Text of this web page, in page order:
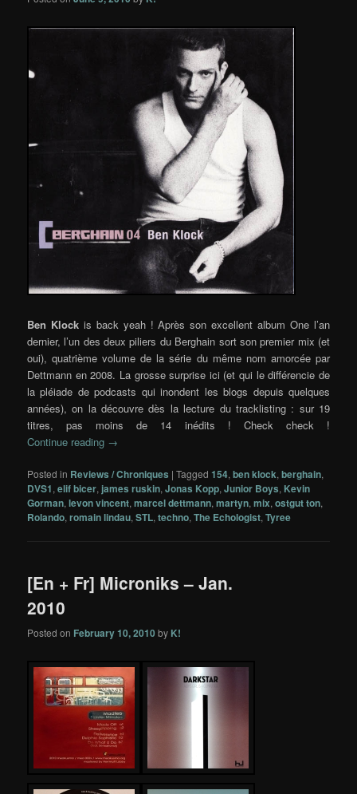
Ben Klockis back yeah ! Après son excellent album One l’an
dernier, l’un des deux piliers du Berghain sort son premier mix (et
oui), quatrième volume de la série du même nom amorcée par
Dettmann en 2008. La grosse surprise ici (et qui le différencie de
la pléiade de podcasts qui inondent les blogs depuis quelques
années), on la découvre dès la lecture du tracklisting : sur 19
titres, pas moins de 14 inédits ! Check check !
Continue reading →
Posted in Reviews / Chroniques |Tagged 154,ben klock,berghain,
DVS1,elif bicer, james ruskin,Jonas Kopp,Junior Boys, Kevin
Gorman,levon vincent,marcel dettmann,martyn,mix,ostgut ton,
Rolando,romain lindau,STL,techno,The Echologist,Tyree
[En + Fr] Microniks – Jan.
2010
Posted on February 10, 2010 by K!